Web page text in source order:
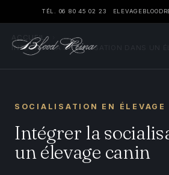
TÉL. 06 80 45 02 23
ACCUEIL
INTÉGRER LA SOCIALISATION DANS UN
SOCIALISATION EN ÉLEVAGE
Intégrer la
un élevage canin